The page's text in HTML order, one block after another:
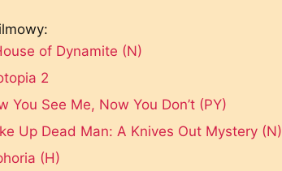
of Dynamite (N)
2
You See Me, Now You Don’t (PY)
Up Dead Man: A Knives Out Mystery (N)
(H)